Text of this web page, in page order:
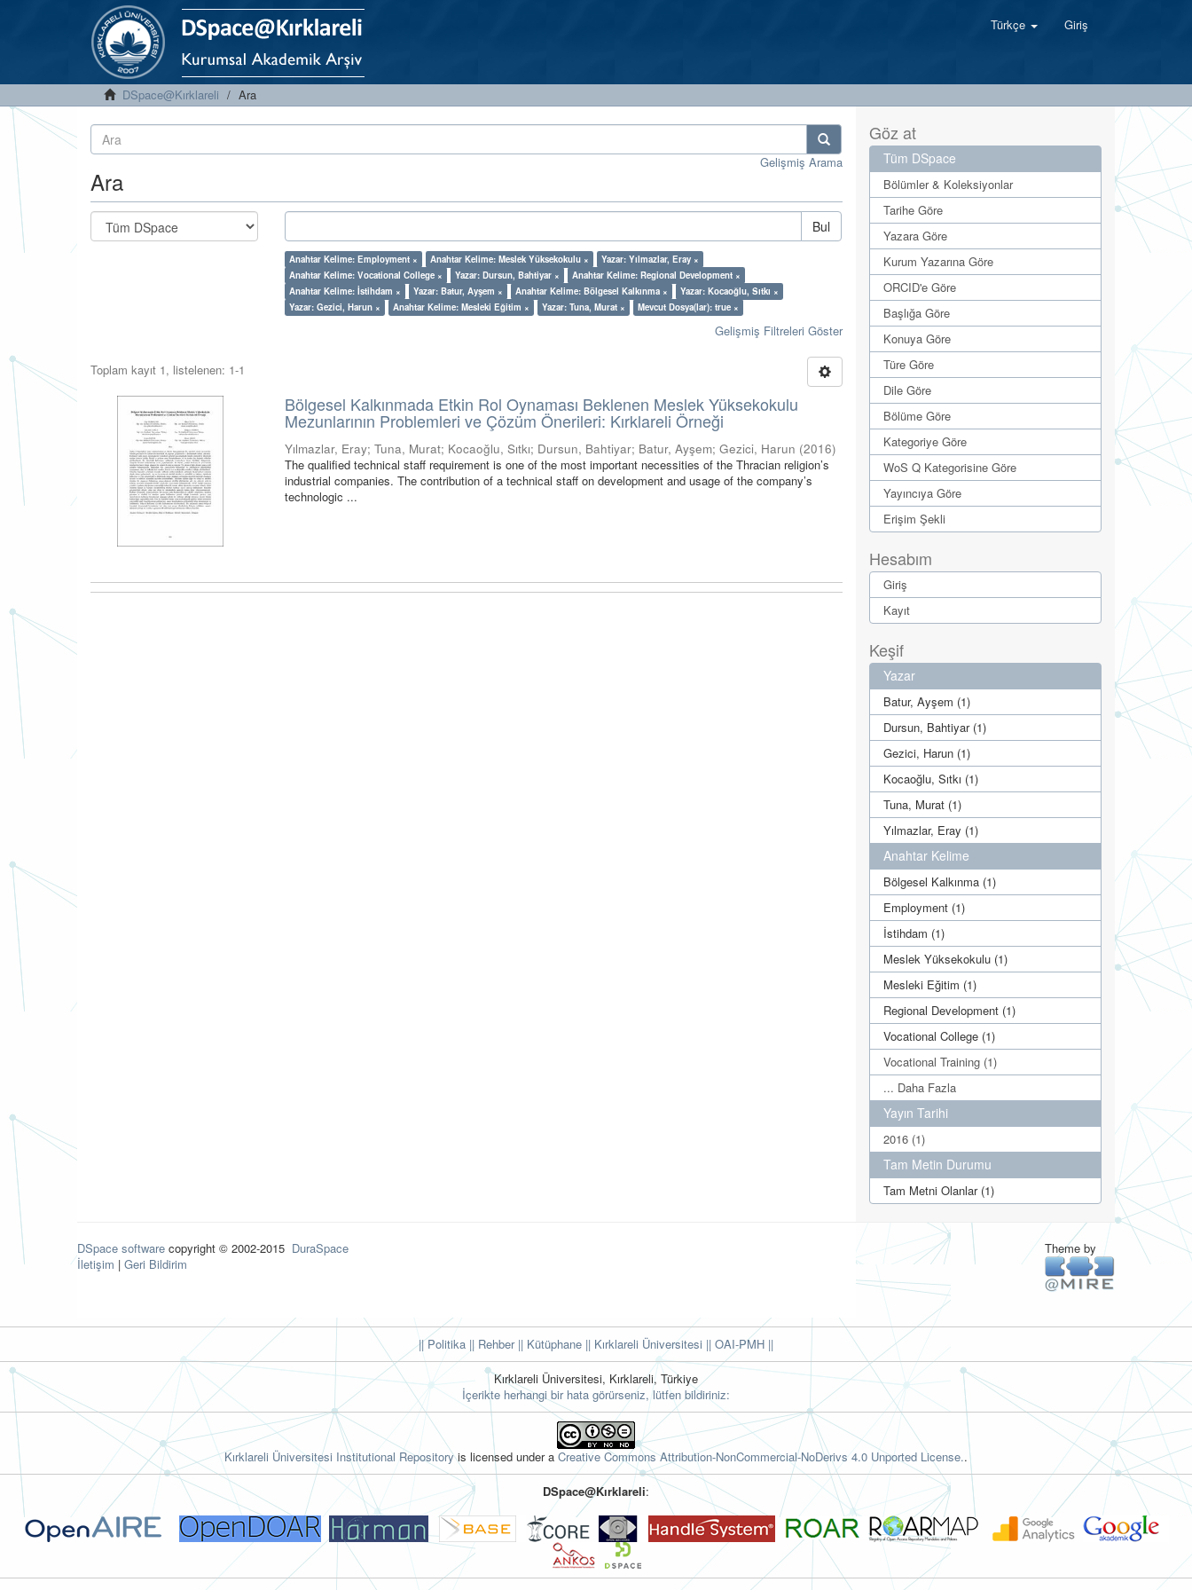
Türkçe Giriş
DSpace@Kırklareli Ara
Gelişmiş Arama
Ara
Bul
Anahtar Kelime: Employment × Anahtar Kelime: Meslek Yüksekokulu ×
Yazar: Yılmazlar, Eray ×
Anahtar Kelime: Vocational College ×
Yazar: Dursun, Bahtiyar ×
Anahtar Kelime: Regional Development ×
Anahtar Kelime: İstihdam ×
Yazar: Batur, Ayşem × Anahtar Kelime: Bölgesel Kalkınma ×
Yazar: Kocaoğlu, Sıtkı ×
Yazar: Gezici, Harun ×
Anahtar Kelime: Mesleki Eğitim × Yazar: Tuna, Murat × Mevcut Dosya(lar): true ×
Gelişmiş Filtreleri Göster
Toplam kayıt 1, listelenen: 1-1
Bölgesel Kalkınmada Etkin Rol Oynaması Beklenen Meslek Yüksekokulu
Mezunlarının Problemleri ve Çözüm Önerileri: Kırklareli Örneği
Yılmazlar, Eray;Tuna, Murat; Kocaoğlu, Sıtkı; Dursun, Bahtiyar; Batur, Ayşem;Gezici, Harun (2016)
The qualified technical staff requirement is one of the most important necessities of the Thracian religion’s
industrial companies. The contribution of a technical staff on development and usage of the company’s
technologic ...
Göz at
Tüm DSpace
Bölümler & Koleksiyonlar
Tarihe Göre
Yazara Göre
Kurum Yazarına Göre
ORCID'e Göre
Başlığa Göre
Konuya Göre
Türe Göre
Dile Göre
Bölüme Göre
Kategoriye Göre
WoS Q Kategorisine Göre
Yayıncıya Göre
Erişim Şekli
Hesabım
Giriş
Kayıt
Keşif
Yazar
Batur, Ayşem (1)
Dursun, Bahtiyar (1)
Gezici, Harun (1)
Kocaoğlu, Sıtkı (1)
Tuna, Murat (1)
Yılmazlar, Eray (1)
Anahtar Kelime
Bölgesel Kalkınma (1)
Employment (1)
İstihdam (1)
Meslek Yüksekokulu (1)
Mesleki Eğitim (1)
Regional Development (1)
Vocational College (1)
Vocational Training (1)
... Daha Fazla
Yayın Tarihi
2016 (1)
Tam Metin Durumu
Tam Metni Olanlar (1)
DSpace software copyright © 2002-2015 DuraSpace
İletişim | Geri Bildirim
Theme by
|| Politika || Rehber|| Kütüphane || Kırklareli Üniversitesi || OAI-PMH ||
Kırklareli Üniversitesi, Kırklareli, Türkiye
İçerikte herhangi bir hata görürseniz, lütfen bildiriniz:
Kırklareli Üniversitesi Institutional Repositoryis licensed under a Creative Commons Attribution-NonCommercial-NoDerivs 4.0 Unported License..
DSpace@Kırklareli: